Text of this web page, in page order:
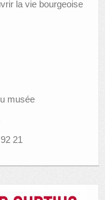
la vie bourgeoise
musée
21